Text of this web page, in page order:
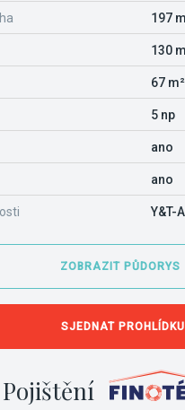
197
130
67 m²
5 np
ano
ano
Y&T-
ZOBRAZIT PŮDORYS
SJEDNAT PROHLÍDKU
Pojištění